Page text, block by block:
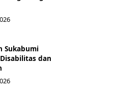
Sukabumi
dan